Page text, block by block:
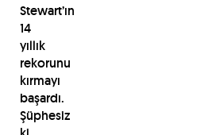
Stewart’ın
14
yıllık
rekorunu
kırmayı
başardı.
Şüphesiz